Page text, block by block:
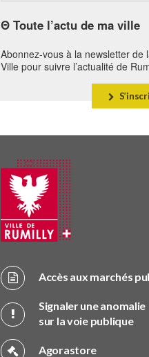
Θ Toute l’actu de ma ville
Abonnez-vous à la newsletter de
Ville pour suivre l’actualité de
Accès aux marchés
Signaler une anomalie
sur la voie publique
Agorastore